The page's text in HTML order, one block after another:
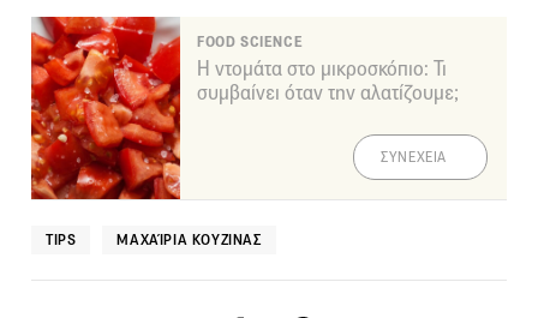
FOOD SCIENCE
Η ντομάτα στο μικροσκόπιο: Τι
συμβαίνει όταν την αλατίζουμε;
ΣΥΝΕΧΕΙΑ
TIPS ΜΑΧΑΊΡΙΑ ΚΟΥΖΊΝΑΣ